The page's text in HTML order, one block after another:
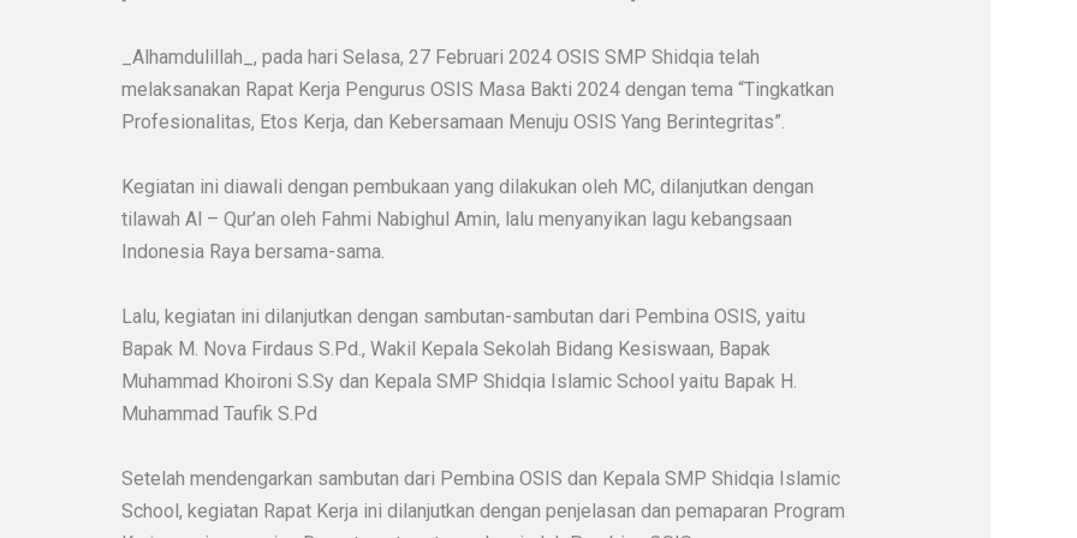
_Alhamdulillah_, pada hari Selasa, 27 Februari 2024 OSIS SMP Shidqia telah
melaksanakan Rapat Kerja Pengurus OSIS Masa Bakti 2024 dengan tema “Tingkatkan
Profesionalitas, Etos Kerja, dan Kebersamaan Menuju OSIS Yang Berintegritas”.
Kegiatan ini diawali dengan pembukaan yang dilakukan oleh MC, dilanjutkan dengan
tilawah Al – Qur’an oleh Fahmi Nabighul Amin, lalu menyanyikan lagu kebangsaan
Indonesia Raya bersama-sama.
Lalu, kegiatan ini dilanjutkan dengan sambutan-sambutan dari Pembina OSIS, yaitu
Bapak M. Nova Firdaus S.Pd., Wakil Kepala Sekolah Bidang Kesiswaan, Bapak
Muhammad Khoironi S.Sy dan Kepala SMP Shidqia Islamic School yaitu Bapak H.
Muhammad Taufik S.Pd
Setelah mendengarkan sambutan dari Pembina OSIS dan Kepala SMP Shidqia Islamic
School, kegiatan Rapat Kerja ini dilanjutkan dengan penjelasan dan pemaparan Program